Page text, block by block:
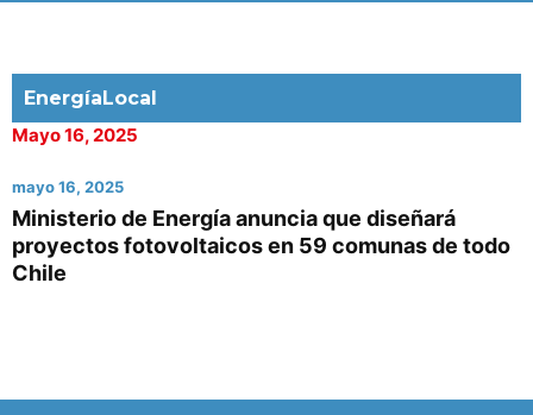
EnergíaLocal
Mayo 16, 2025
mayo 16, 2025
Ministerio de Energía anuncia que diseñará
proyectos fotovoltaicos en 59 comunas de todo
Chile